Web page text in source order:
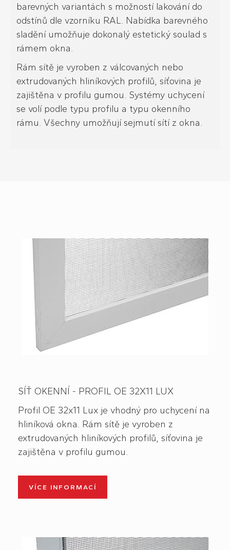
barevných variantách s možností lakování do
odstínů dle vzorníku RAL. Nabídka barevného
sladění umožňuje dokonalý estetický soulad s
rámem okna.
Rám sítě je vyroben z válcovaných nebo
extrudovaných hliníkových profilů, síťovina je
zajištěna v profilu gumou. Systémy uchycení
se volí podle typu profilu a typu okenního
rámu. Všechny umožňují sejmutí sítí z okna.
SÍŤ OKENNÍ - PROFIL OE 32X11 LUX
Profil OE 32x11 Lux je vhodný pro uchycení na
hliníková okna. Rám sítě je vyroben z
extrudovaných hliníkových profilů, síťovina je
zajištěna v profilu gumou.
VÍCE INFORMACÍ